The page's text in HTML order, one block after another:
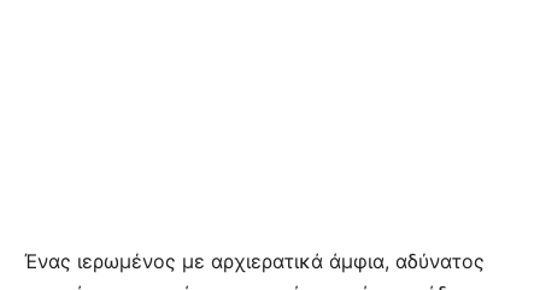
Ένας ιερωμένος με αρχιερατικά άμφια, αδύνατος